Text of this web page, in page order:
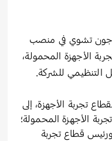
جون تشوي في منصب
الأجهزة المحمولة،
للشركة.
تجربة الأجهزة، إلى
الأجهزة المحمولة؛
قطاع تجربة